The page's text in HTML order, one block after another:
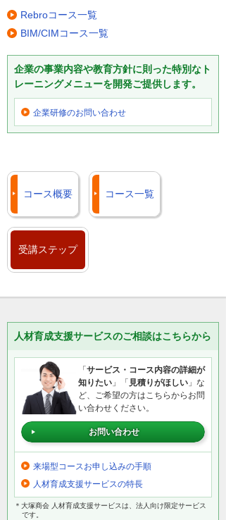
Rebroコース一覧
BIM/CIMコース一覧
企業の事業内容や教育方針に則った特別なト
レーニングメニューを開発ご提供します。
企業研修のお問い合わせ
コース概要 コース一覧
受講ステップ
人材育成支援サービスのご相談はこちらから
「 サービス・コース内容の詳細が
知りたい 」「 見積りがほしい 」な
ど、ご希望の方はこちらからお問
い合わせください。
お問い合わせ
来場型コースお申し込みの手順
人材育成支援サービスの特長
＊大塚商会 人材育成支援サービスは、法人向け限定サービス
です。